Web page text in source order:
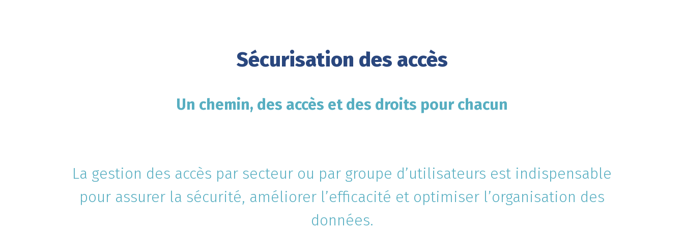
Sécurisation des accès
Un chemin, des accès et des droits pour chacun
La gestion des accès par secteur ou par groupe d’utilisateurs est indispensable
pour assurer la sécurité, améliorer l’efficacité et optimiser l’organisation des
données.